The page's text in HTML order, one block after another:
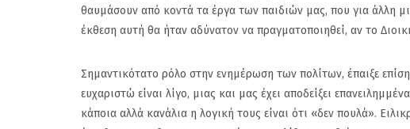
θαυμάσουν από κοντά τα έργα των παιδιών μας, που για άλλη
έκθεση αυτή θα ήταν αδύνατον να πραγματοποιηθεί, αν το
Σημαντικότατο ρόλο στην ενημέρωση των πολίτων, έπαιξε
ευχαριστώ είναι λίγο, μιας και μας έχει αποδείξει
κάποια αλλά κανάλια η λογική τους είναι ότι «δεν πουλά».
αφήγημα...